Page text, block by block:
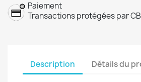
Paiement
Transactions protégées par
Description Détails du